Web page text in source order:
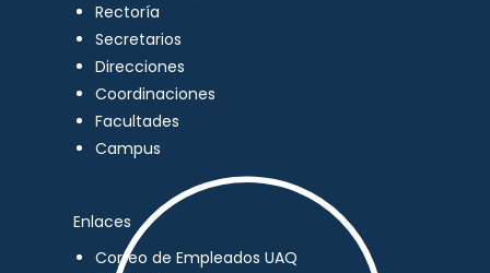
Rectoría
Secretarios
Direcciones
Coordinaciones
Facultades
Campus
Enlaces
Correo de Empleados UAQ